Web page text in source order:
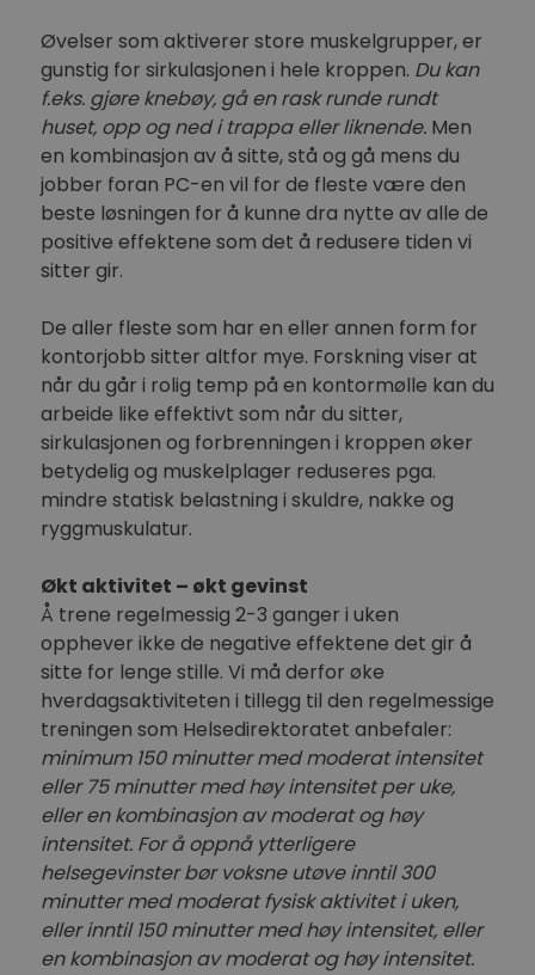
Øvelser som aktiverer store muskelgrupper, er
gunstig for sirkulasjonen i hele kroppen. Du kan
f.eks. gjøre knebøy, gå en rask runde rundt
huset, opp og ned i trappa eller liknende.Men
en kombinasjon av å sitte, stå og gå mens du
jobber foran PC-en vil for de fleste være den
beste løsningen for å kunne dra nytte av alle de
positive effektene som det å redusere tiden vi
sitter gir.
De aller fleste som har en eller annen form for
kontorjobb sitter altfor mye. Forskning viser at
når du går i rolig temp på en kontormølle kan du
arbeide like effektivt som når du sitter,
sirkulasjonen og forbrenningen i kroppen øker
betydelig og muskelplager reduseres pga.
mindre statisk belastning i skuldre, nakke og
ryggmuskulatur.
Økt aktivitet – økt gevinst
Å trene regelmessig 2-3 ganger i uken
opphever ikke de negative effektene det gir å
sitte for lenge stille. Vi må derfor øke
hverdagsaktiviteten i tillegg til den regelmessige
treningen som Helsedirektoratet anbefaler:
minimum 150 minutter med moderat intensitet
eller 75 minutter med høy intensitet per uke,
eller en kombinasjon av moderat og høy
intensitet. For å oppnå ytterligere
helsegevinster bør voksne utøve inntil 300
minutter med moderat fysisk aktivitet i uken,
eller inntil 150 minutter med høy intensitet, eller
en kombinasjon av moderat og høy intensitet.